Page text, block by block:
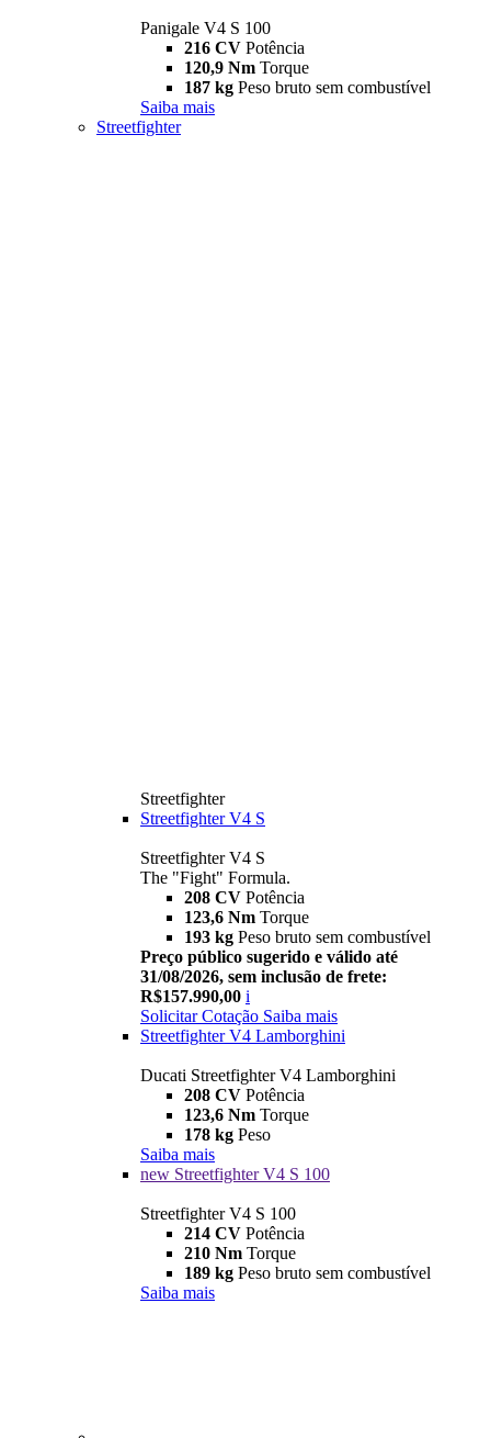
Panigale V4 S 100
216 CV Potência
120,9 Nm Torque
187 kg Peso bruto sem combustível
Saiba mais
Streetfighter
Streetfighter
Streetfighter V4 S
Streetfighter V4 S
The "Fight" Formula.
208 CV Potência
123,6 Nm Torque
193 kg Peso bruto sem combustível
Preço público sugerido e válido até
31/08/2026, sem inclusão de frete:
R$157.990,00 i
Solicitar Cotação Saiba mais
Streetfighter V4 Lamborghini
Ducati Streetfighter V4 Lamborghini
208 CV Potência
123,6 Nm Torque
178 kg Peso
Saiba mais
new Streetfighter V4 S 100
Streetfighter V4 S 100
214 CV Potência
210 Nm Torque
189 kg Peso bruto sem combustível
Saiba mais